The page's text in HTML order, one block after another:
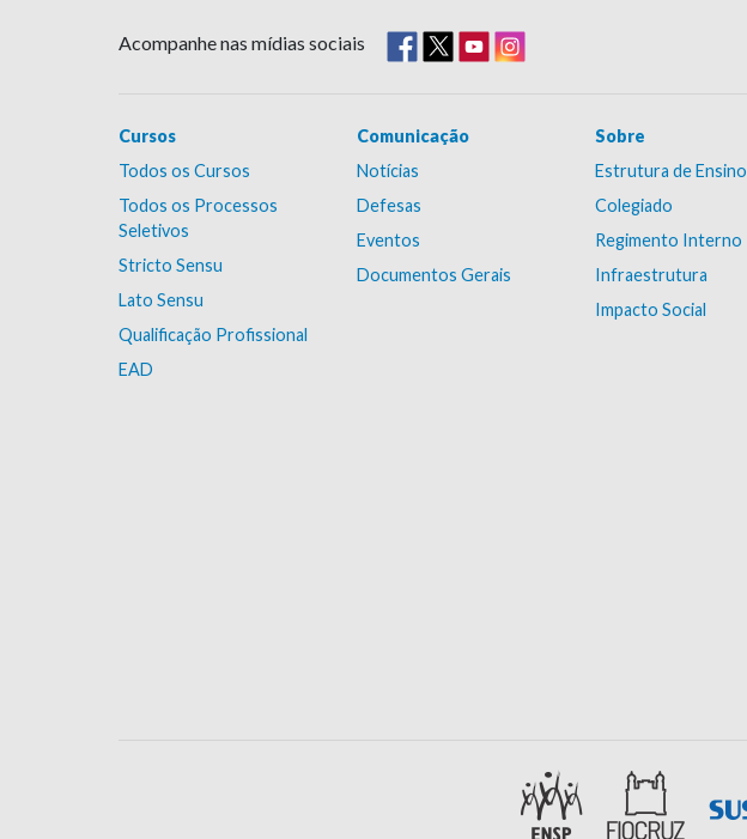
Acompanhe nas mídias sociais
Cursos
Todos os Cursos
Todos os Processos
Seletivos
Stricto Sensu
Lato Sensu
Qualificação Profissional
EAD
Comunicação
Notícias
Defesas
Eventos
Documentos Gerais
Sobre
Estrutura de Ensino
Colegiado
Regimento Interno
Infraestrutura
Impacto Social